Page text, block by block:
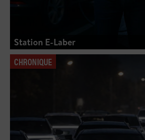
Station E-Laber
CHRONIQUE